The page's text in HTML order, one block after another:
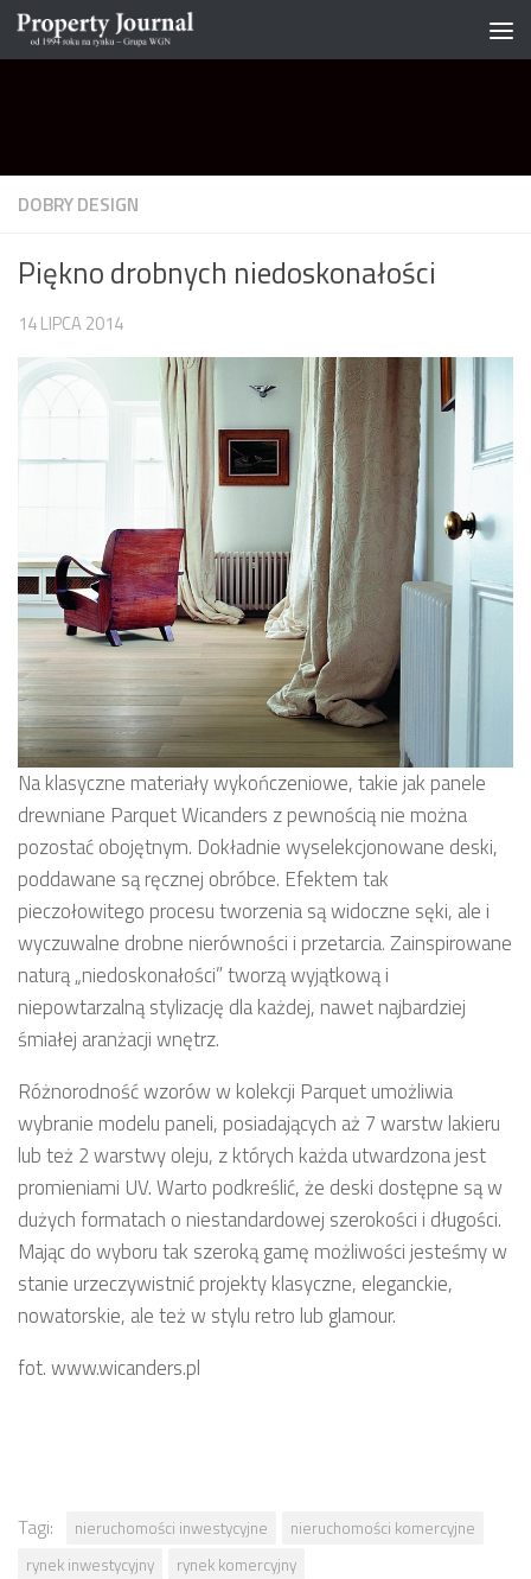
Skip to content
DOBRY DESIGN
Piękno drobnych niedoskonałości
14 LIPCA 2014
Na klasyczne materiały wykończeniowe, takie jak panele
drewniane Parquet Wicanders z pewnością nie można
pozostać obojętnym. Dokładnie wyselekcjonowane deski,
poddawane są ręcznej obróbce. Efektem tak
pieczołowitego procesu tworzenia są widoczne sęki, ale i
wyczuwalne drobne nierówności i przetarcia. Zainspirowane
naturą „niedoskonałości” tworzą wyjątkową i
niepowtarzalną stylizację dla każdej, nawet najbardziej
śmiałej aranżacji wnętrz.
Różnorodność wzorów w kolekcji Parquet umożliwia
wybranie modelu paneli, posiadających aż 7 warstw lakieru
lub też 2 warstwy oleju, z których każda utwardzona jest
promieniami UV. Warto podkreślić, że deski dostępne są w
dużych formatach o niestandardowej szerokości i długości.
Mając do wyboru tak szeroką gamę możliwości jesteśmy w
stanie urzeczywistnić projekty klasyczne, eleganckie,
nowatorskie, ale też w stylu retro lub glamour.
fot. www.wicanders.pl
Tagi: nieruchomości inwestycyjne
nieruchomości komercyjne
rynek inwestycyjny
rynek komercyjny